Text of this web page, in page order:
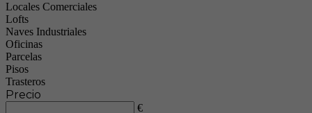
Locales Comerciales
Lofts
Naves Industriales
Oficinas
Parcelas
Pisos
Trasteros
Precio
€